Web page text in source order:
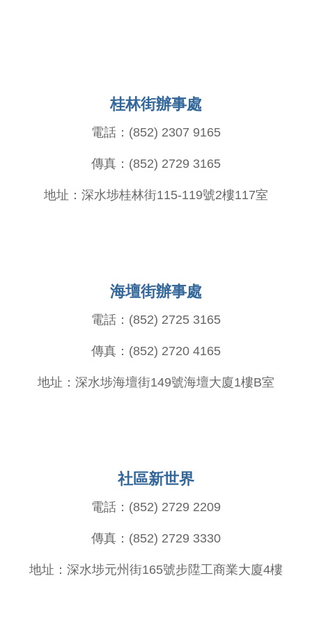
桂林街辦事處
電話：(852) 2307 9165
傳真：(852) 2729 3165
地址：深水埗桂林街115-119號2樓117室
海壇街辦事處
電話：(852) 2725 3165
傳真：(852) 2720 4165
地址：深水埗海壇街149號海壇大廈1樓B室
社區新世界
電話：(852) 2729 2209
傳真：(852) 2729 3330
地址：深水埗元州街165號步陞工商業大廈4樓